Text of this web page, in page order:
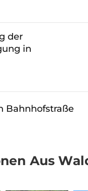
der
in
Bahnhofstraße
Aus